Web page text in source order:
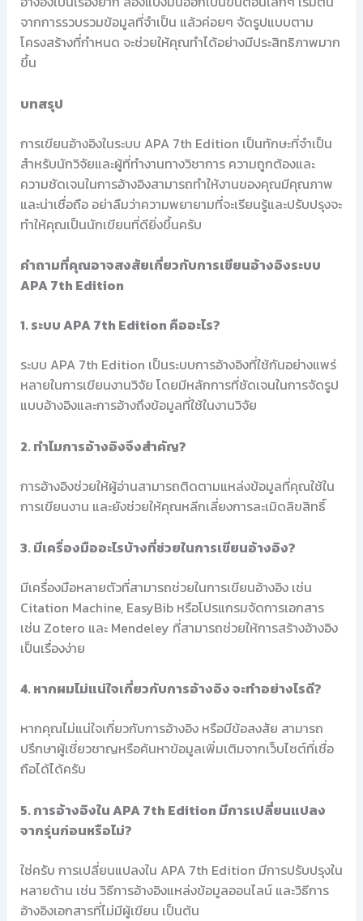
จากการรวบรวมข้อมูลที่จำเป็น แล้วค่อยๆ จัดรูปแบบตาม
โครงสร้างที่กำหนด จะช่วยให้คุณทำได้อย่างมีประสิทธิภาพมาก
ขึ้น
บทสรุป
การเขียนอ้างอิงในระบบ APA 7th Edition เป็นทักษะที่จำเป็น
สำหรับนักวิจัยและผู้ที่ทำงานทางวิชาการ ความถูกต้องและ
ความชัดเจนในการอ้างอิงสามารถทำให้งานของคุณมีคุณภาพ
และน่าเชื่อถือ อย่าลืมว่าความพยายามที่จะเรียนรู้และปรับปรุงจะ
ทำให้คุณเป็นนักเขียนที่ดียิ่งขึ้นครับ
คำถามที่คุณอาจสงสัยเกี่ยวกับการเขียนอ้างอิงระบบ
APA 7th Edition
1. ระบบ APA 7th Edition คืออะไร?
ระบบ APA 7th Edition เป็นระบบการอ้างอิงที่ใช้กันอย่างแพร่
หลายในการเขียนงานวิจัย โดยมีหลักการที่ชัดเจนในการจัดรูป
แบบอ้างอิงและการอ้างถึงข้อมูลที่ใช้ในงานวิจัย
2. ทำไมการอ้างอิงจึงสำคัญ?
การอ้างอิงช่วยให้ผู้อ่านสามารถติดตามแหล่งข้อมูลที่คุณใช้ใน
การเขียนงาน และยังช่วยให้คุณหลีกเลี่ยงการละเมิดลิขสิทธิ์
3. มีเครื่องมืออะไรบ้างที่ช่วยในการเขียนอ้างอิง?
มีเครื่องมือหลายตัวที่สามารถช่วยในการเขียนอ้างอิง เช่น
Citation Machine, EasyBib หรือโปรแกรมจัดการเอกสาร
เช่น Zotero และ Mendeley ที่สามารถช่วยให้การสร้างอ้างอิง
เป็นเรื่องง่าย
4. หากผมไม่แน่ใจเกี่ยวกับการอ้างอิง จะทำอย่างไรดี?
หากคุณไม่แน่ใจเกี่ยวกับการอ้างอิง หรือมีข้อสงสัย สามารถ
ปรึกษาผู้เชี่ยวชาญหรือค้นหาข้อมูลเพิ่มเติมจากเว็บไซต์ที่เชื่อ
ถือได้ได้ครับ
5. การอ้างอิงใน APA 7th Edition มีการเปลี่ยนแปลง
จากรุ่นก่อนหรือไม่?
ใช่ครับ การเปลี่ยนแปลงใน APA 7th Edition มีการปรับปรุงใน
หลายด้าน เช่น วิธีการอ้างอิงแหล่งข้อมูลออนไลน์ และวิธีการ
อ้างอิงเอกสารที่ไม่มีผู้เขียน เป็นต้น